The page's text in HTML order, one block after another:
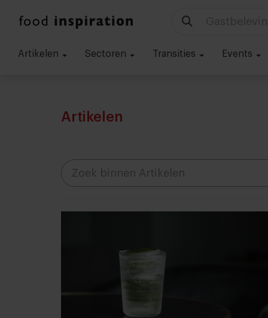
Artikelen Sectoren Transities Events
Artikelen